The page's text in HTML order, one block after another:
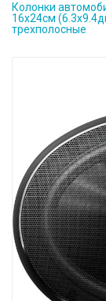
Колонки
16x24см
трехполосные